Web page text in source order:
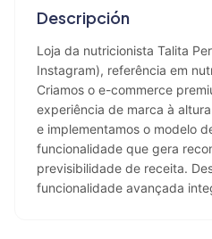
Descripción
Loja da nutricionista Talita
Instagram), referência em
Criamos o e-commerce
experiência de marca à
e implementamos o modelo
funcionalidade que gera
previsibilidade de receita.
funcionalidade avançada